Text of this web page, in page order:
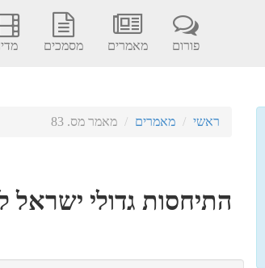
פורום מאמרים מסמכים
ראשי מאמרים מאמר מס. 83
התיחסות גדולי